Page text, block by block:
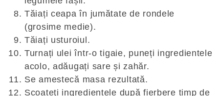
Tăiați ceapa în jumătate de rondele
(grosime medie).
Tăiați usturoiul.
Turnați ulei într-o tigaie, puneți ingredientele
acolo, adăugați sare și zahăr.
Se amestecă masa rezultată.
Scoateți ingredientele după fierbere timp de